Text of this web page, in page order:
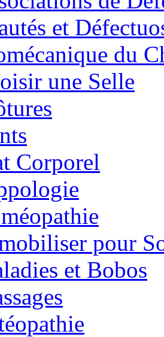
et
du
une Selle
Corporel
pour
et Bobos